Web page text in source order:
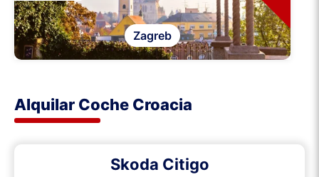
Zagreb
Alquilar Coche Croacia
Skoda Citigo